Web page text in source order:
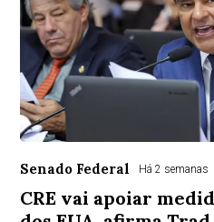
Senado Federal Há 2 semanas
CRE vai apoiar